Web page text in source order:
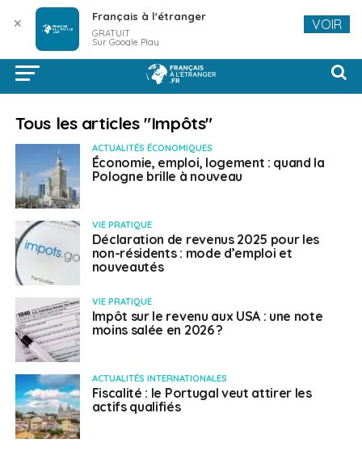
Tous les articles "Impôts"
ACTUALITÉS ÉCONOMIQUES
Économie, emploi, logement : quand la
Pologne brille à nouveau
VIE PRATIQUE
Déclaration de revenus 2025 pour les
non-résidents : mode d’emploi et
nouveautés
VIE PRATIQUE
Impôt sur le revenu aux USA : une note
moins salée en 2026 ?
ACTUALITÉS INTERNATIONALES
Fiscalité : le Portugal veut attirer les
actifs qualifiés
✕ Français à l'étranger
GRATUIT
Sur Google Play
VOIR